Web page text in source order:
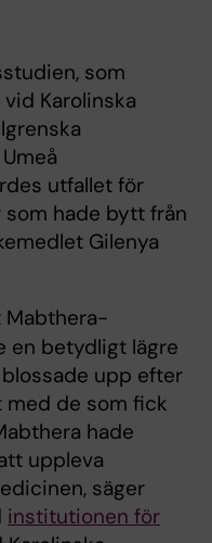
som
Karolinska
utfallet för
hade bytt från
Gilenya
Mabthera-
en betydligt lägre
upp efter
med de som fick
hade
uppleva
säger
institutionen för